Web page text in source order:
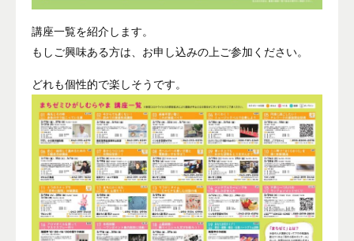
講座一覧を紹介します。
もしご興味ある方は、お申し込みの上ご参加ください。
どれも個性的で楽しそうです。